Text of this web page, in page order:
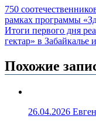
750
рамках программы
Итоги первого дня
гектар» в Забайкалье
Похожие
26.04.2026